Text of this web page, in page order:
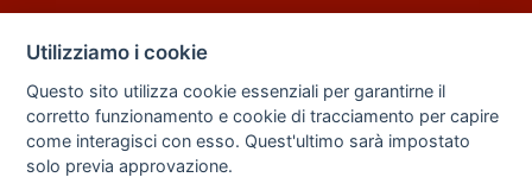
© All rights reserved. Powered by Zarix Solution LTD, Forest House
Business Centre, 8 Gainsborough Road, London, England, E11 1HT.
Utilizziamo i cookie
Questo sito utilizza cookie essenziali per garantirne il
corretto funzionamento e cookie di tracciamento per capire
come interagisci con esso. Quest'ultimo sarà impostato
solo previa approvazione.